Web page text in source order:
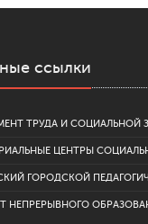
ссылки
ТРУДА И
ЦЕНТРЫ
ГОРОДСКОЙ
НЕПРЕРЫВНОГО